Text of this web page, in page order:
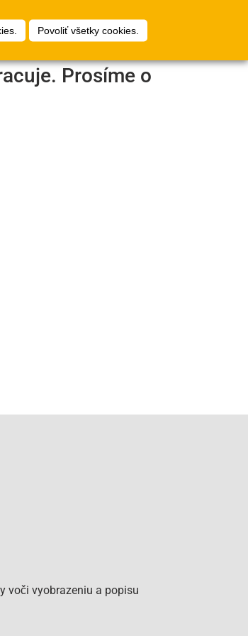
Povoliť všetky cookies.
Prihlásiť
Prosíme o
voči vyobrazeniu a popisu